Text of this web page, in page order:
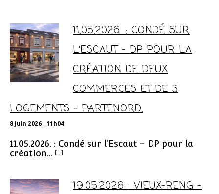
11.05.2026. : CONDÉ SUR
L’ESCAUT – DP POUR LA
CRÉATION DE DEUX
COMMERCES ET DE 3
LOGEMENTS – PARTENORD.
8 juin 2026 | 11h04
11.05.2026. : Condé sur l’Escaut – DP pour la
création...
[...]
19.05.2026 : VIEUX-RENG –